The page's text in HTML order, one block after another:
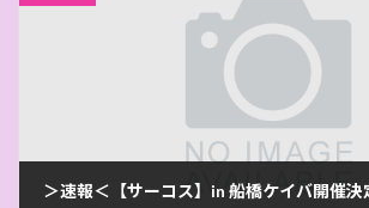
＞速報＜【サーコス】in 船橋ケイバ開催決